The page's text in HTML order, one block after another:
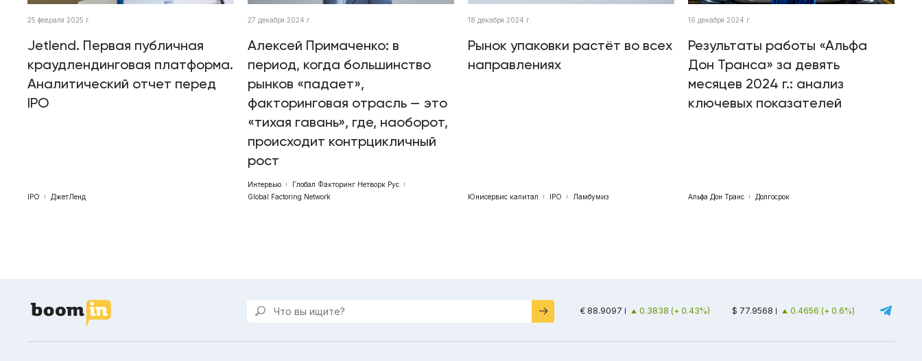
25 февраля 2025 г.
Jetlend. Первая публичная
краудлендинговая платформа.
Аналитический отчет перед
IPO
IPO ДжетЛенд
27 декабря 2024 г.
Алексей Примаченко: в
период, когда большинство
рынков «падает»,
факторинговая отрасль — это
«тихая гавань», где, наоборот,
происходит контрцикличный
рост
Интервью
Глобал Факторинг Нетворк Рус
Global Factoring Network
18 декабря 2024 г.
Рынок упаковки растёт во всех
направлениях
Юнисервис капитал IPO Ламбумиз
16 декабря 2024 г.
Результаты работы «Альфа
Дон Транса» за девять
месяцев 2024 г.: анализ
ключевых показателей
Альфа Дон Транс Долгосрок
€ 88.9097 0.3838 (+ 0.43%) $ 77.9568 0.4656 (+ 0.6%)